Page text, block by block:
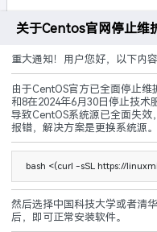
可升级 硬盘,带宽,
说明 5G防御 黑洞
CN2优化 建站优化 原
¥240.00 起/ 月
关于Centos官网停止维
重大通知！用户您好，以下内容
由于CentOS官方已全面停止
和8在2024年6月30日停止技术
导致CentOS系统源已全面失
报错，解决方案是更换系统源
bash <(curl -sSL https://
然后选择中国科技大学或者清
后，即可正常安装软件。